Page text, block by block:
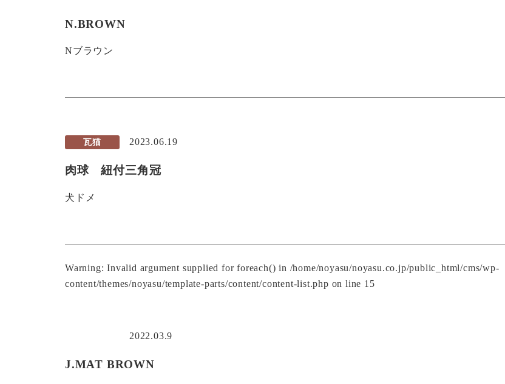
N.BROWN
Nブラウン
瓦猫 2023.06.19
肉球 紐付三角冠
犬ドメ
Warning: Invalid argument supplied for foreach() in /home/noyasu/noyasu.co.jp/public_html/cms/wp-
content/themes/noyasu/template-parts/content/content-list.php on line 15
2022.03.9
J.MAT BROWN